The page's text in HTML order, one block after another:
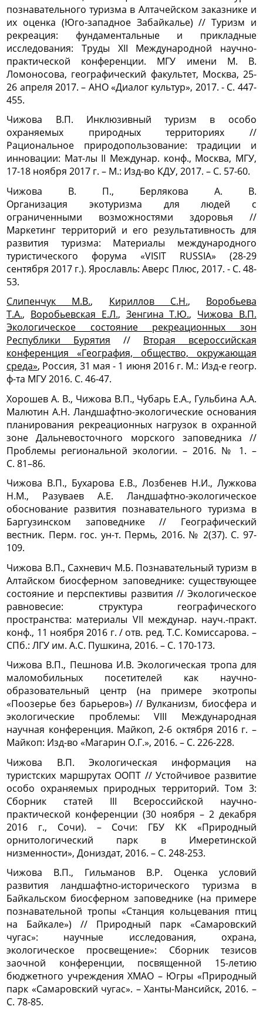
познавательного туризма в Алтачейском заказнике и
их оценка (Юго-западное Забайкалье) // Туризм и
рекреация: фундаментальные и прикладные
исследования: Труды XII Международной научно-
практической конференции. МГУ имени М. В.
Ломоносова, географический факультет, Москва, 25-
26 апреля 2017. – АНО «Диалог культур», 2017. - С. 447-
455.
Чижова В.П. Инклюзивный туризм в особо
охраняемых природных территориях //
Рациональное природопользование: традиции и
инновации: Мат-лы II Междунар. конф., Москва, МГУ,
17-18 ноября 2017 г. – М.: Изд-во КДУ, 2017. – С. 57-60.
Чижова В. П., Берлякова А. В.
Организация экотуризма для людей с
ограниченными возможностями здоровья //
Маркетинг территорий и его результативность для
развития туризма: Материалы международного
туристического форума «VISIT RUSSIA» (28-29
сентября 2017 г.). Ярославль: Аверс Плюс, 2017. - С. 48-
53.
Слипенчук М.В., Кириллов С.Н., Воробьева
Т.А., Воробьевская Е.Л., Зенгина Т.Ю., Чижова В.П.
Экологическое состояние рекреационных зон
Республики Бурятия // Вторая всероссийская
конференция «География, общество, окружающая
среда», Россия, 31 мая - 1 июня 2016 г. М.: Изд-е геогр.
ф-та МГУ 2016. С. 46-47.
Хорошев А. В., Чижова В.П., Чубарь Е.А., Гульбина А.А.
Малютин А.Н. Ландшафтно-экологические основания
планирования рекреационных нагрузок в охранной
зоне Дальневосточного морского заповедника //
Проблемы региональной экологии. – 2016. № 1. –
С. 81–86.
Чижова В.П., Бухарова Е.В., Лозбенев Н.И., Лужкова
Н.М., Разуваев А.Е. Ландшафтно-экологическое
обоснование развития познавательного туризма в
Баргузинском заповеднике // Географический
вестник. Перм. гос. ун-т. Пермь, 2016. № 2(37). С. 97-
109.
Чижова В.П., Сахневич М.Б. Познавательный туризм в
Алтайском биосферном заповеднике: существующее
состояние и перспективы развития // Экологическое
равновесие: структура географического
пространства: материалы VII междунар. науч.-практ.
конф., 11 ноября 2016 г. / отв. ред. Т.С. Комиссарова. –
СПб.: ЛГУ им. А.С. Пушкина, 2016. – С. 170-173.
Чижова В.П., Пешнова И.В. Экологическая тропа для
маломобильных посетителей как научно-
образовательный центр (на примере экотропы
«Поозерье без барьеров») // Вулканизм, биосфера и
экологические проблемы: VIII Международная
научная конференция. Майкоп, 2-6 октября 2016 г. –
Майкоп: Изд-во «Магарин О.Г.», 2016. – С. 226-228.
Чижова В.П. Экологическая информация на
туристских маршрутах ООПТ // Устойчивое развитие
особо охраняемых природных территорий. Том 3:
Сборник статей III Всероссийской научно-
практической конференции (30 ноября – 2 декабря
2016 г., Сочи). – Сочи: ГБУ КК «Природный
орнитологический парк в Имеретинской
низменности», Дониздат, 2016. – С. 248-253.
Чижова В.П., Гильманов В.Р. Оценка условий
развития ландшафтно-исторического туризма в
Байкальском биосферном заповеднике (на примере
познавательной тропы «Станция кольцевания птиц
на Байкале») // Природный парк «Самаровский
чугас»: научные исследования, охрана,
экологическое просвещение»: Сборник тезисов
заочной конференции, посвященной 15-летию
бюджетного учреждения ХМАО – Югры «Природный
парк «Самаровский чугас». – Ханты-Мансийск, 2016. –
С. 78-85.